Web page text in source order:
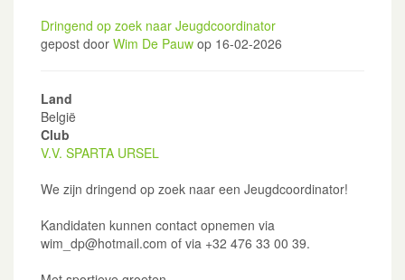
Dringend op zoek naar Jeugdcoordinator
gepost door Wim De Pauw op 16-02-2026
Land
België
Club
V.V. SPARTA URSEL
We zijn dringend op zoek naar een Jeugdcoordinator!
Kandidaten kunnen contact opnemen via
wim_dp@hotmail.com of via +32 476 33 00 39.